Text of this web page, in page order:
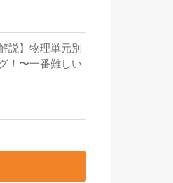
説】物理単元別
！〜一番難しい